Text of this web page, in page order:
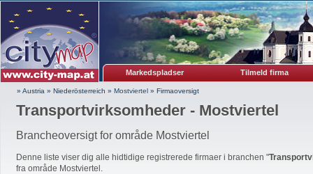
Markedspladser Tilmeld firma
» Austria » Niederösterreich » Mostviertel » Firmaoversigt
Transportvirksomheder - Mostviertel
Brancheoversigt for område Mostviertel
Denne liste viser dig alle hidtidige registrerede firmaer i branchen "
fra område Mostviertel.